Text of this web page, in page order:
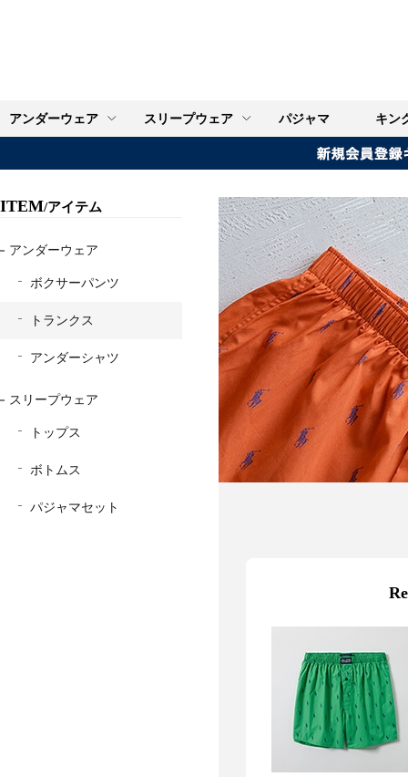
アンダーウェア スリープウェア パジャマ キン
ITEM/アイテム
アンダーウェア
ボクサーパンツ
トランクス
アンダーシャツ
スリープウェア
トップス
ボトムス
パジャマセット